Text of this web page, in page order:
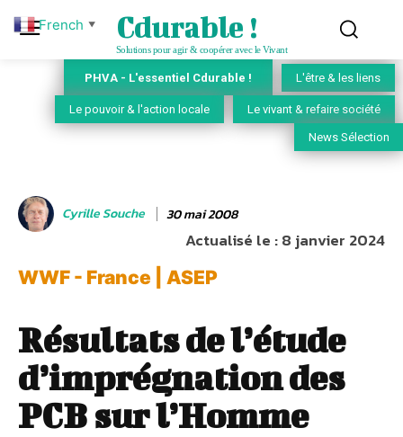
Cdurable !
Solutions pour agir & coopérer avec le Vivant
PHVA - L'essentiel Cdurable ! L'être & les liens
Le pouvoir & l'action locale Le vivant & refaire société
News Sélection
Cyrille Souche 30 mai 2008
Actualisé le :8 janvier 2024
WWF - France | ASEP
Résultats de l’étude
d’imprégnation des
PCB sur l’Homme
French ▼